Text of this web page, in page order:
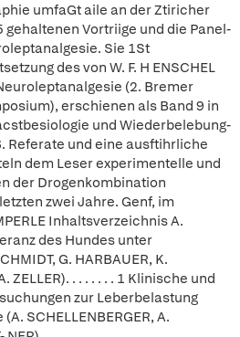
umfaGt aile an der Ztiricher
Vortriige und die Panel-
Sie 1St
des von W. F. H ENSCHEL
(2. Bremer
erschienen als Band 9 in
und Wiederbelebung-
Referate und eine ausftihrliche
dem Leser experimentelle und
der Drogenkombination
zwei Jahre. Genf, im
Inhaltsverzeichnis A.
des Hundes unter
G. HARBAUER, K.
ZELLER). . . . . . . . 1 Klinische und
zur Leberbelastung
SCHELLENBERGER, A.